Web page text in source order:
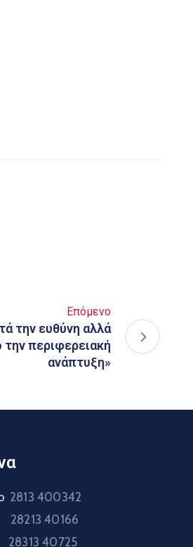
Επόμενο
την ευθύνη αλλά
περιφερειακή
ανάπτυξη»
2813 400342
28213 40166
28313 40725